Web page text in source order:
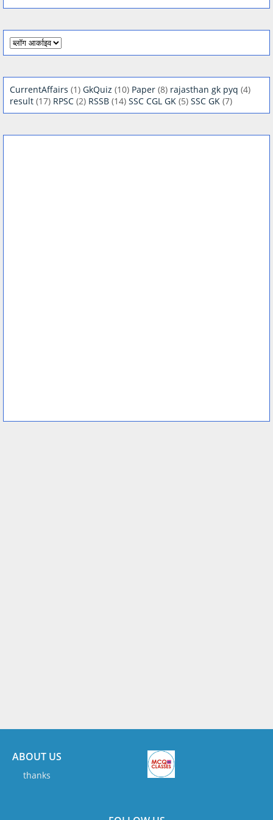
CurrentAffairs (1) GkQuiz (10) Paper (8) rajasthan gk pyq (4)
result (17) RPSC (2) RSSB (14) SSC CGL GK (5) SSC GK (7)
ABOUT US
thanks